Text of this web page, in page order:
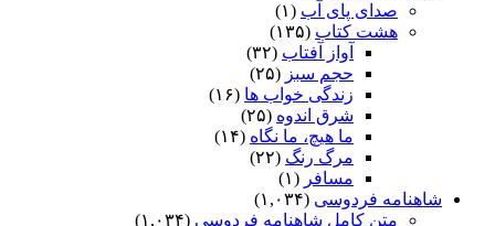
صدای پای آب (۱)
هشت کتاب (۱۳۵)
آواز آفتاب (۳۲)
حجم سبز (۲۵)
زندگی خواب ها (۱۶)
شرق اندوه (۲۵)
ما هیچ، ما نگاه (۱۴)
مرگ رنگ (۲۲)
مسافر (۱)
شاهنامه فردوسی (۱,۰۳۴)
متن کامل شاهنامه فردوسی (۱,۰۳۴)